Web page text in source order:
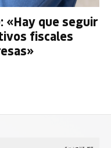
«Hay que seguir
fiscales